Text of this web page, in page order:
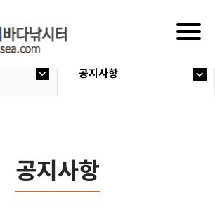
공지사항
공지사항